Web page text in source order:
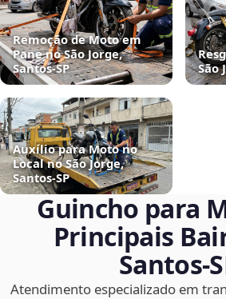
Remoção de Moto em
Pane no São Jorge,
Santos‑SP
São
Auxílio para Moto no
Local no São Jorge,
Santos‑SP
Guincho para
Principais
Atendimento especializado em